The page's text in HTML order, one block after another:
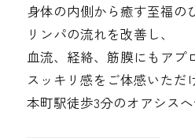
身体の内側から癒す至福の
リンパの流れを改善し、
血流、経絡、筋膜にもアプ
スッキリ感をご体感いただ
本町駅徒歩3分のオアシス